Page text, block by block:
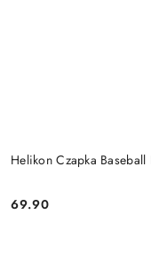
Helikon Czapka Baseball
Cena:
69.90